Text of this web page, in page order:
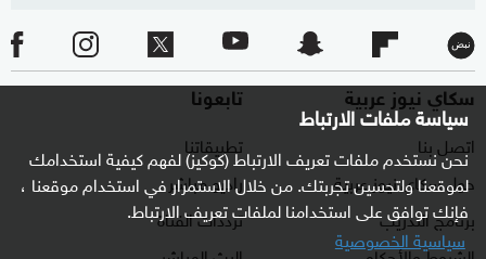
سياسة ملفات الارتباط
نحن نستخدم ملفات تعريف الارتباط (كوكيز) لفهم كيفية استخدامك
لموقعنا ولتحسين تجربتك. من خلال الاستمرار في استخدام موقعنا ،
فإنك توافق على استخدامنا لملفات تعريف الارتباط.
سياسية الخصوصية
سكاي نيوز عربية
اتصل بنا
حول سكاي نيوز عربية
برنامج التدريب
تابعونا
تطبيقاتنا
راديو مباشر
ترددات القناة